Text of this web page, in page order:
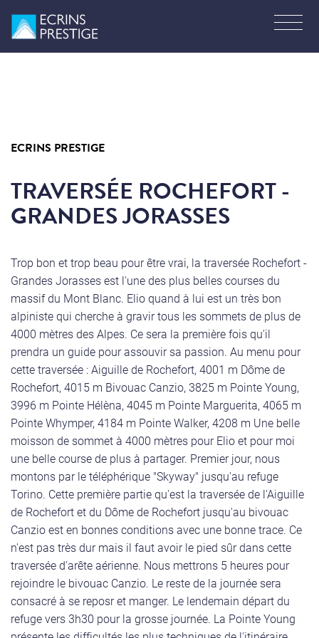
ECRINS PRESTIGE
TRAVERSÉE ROCHEFORT -
GRANDES JORASSES
Trop bon et trop beau pour être vrai, la traversée Rochefort -
Grandes Jorasses est l'une des plus belles courses du
massif du Mont Blanc. Elio quand à lui est un très bon
alpiniste qui cherche à gravir tous les sommets de plus de
4000 mètres des Alpes. Ce sera la première fois qu'il
prendra un guide pour assouvir sa passion. Au menu pour
cette traversée : Aiguille de Rochefort, 4001 m Dôme de
Rochefort, 4015 m Bivouac Canzio, 3825 m Pointe Young,
3996 m Pointe Hélèna, 4045 m Pointe Marguerita, 4065 m
Pointe Whymper, 4184 m Pointe Walker, 4208 m Une belle
moisson de sommet à 4000 mètres pour Elio et pour moi
une belle course de plus à partager. Premier jour, nous
montons par le téléphérique "Skyway" jusqu'au refuge
Torino. Cette première partie qu'est la traversée de l'Aiguille
de Rochefort et du Dôme de Rochefort jusqu'au bivouac
Canzio est en bonnes conditions avec une bonne trace. Ce
n'est pas très dur mais il faut avoir le pied sûr dans cette
traversée d'arête aérienne. Nous mettrons 5 heures pour
rejoindre le bivouac Canzio. Le reste de la journée sera
consacré à se reposr et manger. Le lendemain départ du
refuge vers 3h30 pour la grosse journée. La Pointe Young